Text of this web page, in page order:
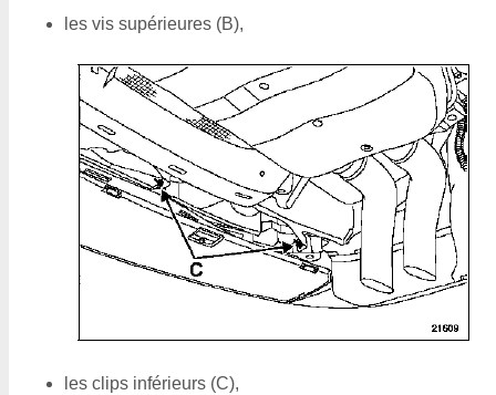
les vis supérieures (B),
les clips inférieurs (C),